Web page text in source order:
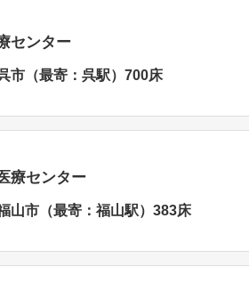
センター
市（最寄：呉駅）700床
療センター
山市（最寄：福山駅）383床